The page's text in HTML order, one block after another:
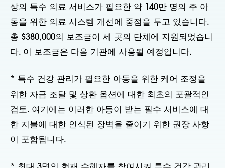
상의 특수 의료 서비스가 필요한 약 140만 명의 주 아
동을 위한 의료 시스템 개선에 중점을 두고 있습니다.
총 $380,000의 보조금이 세 곳의 단체에 지원되었습니
다. 이 보조금은 다음 기관에 사용될 예정입니다.
* 특수 건강 관리가 필요한 아동을 위한 케어 조정을
위한 자금 조달 및 상환 옵션에 대한 최초의 포괄적인
검토. 여기에는 이러한 아동이 받는 필수 서비스에 대
한 지불에 대한 인식된 장벽을 줄이기 위한 권장 사항
이 포함됩니다.